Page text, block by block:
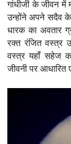
गांधीजी के जीवन में
उन्होंने अपने सदैव के
धारक का अवतार
रक्त रंजित वस्त्र
वस्त्र यहाँ सहेज
जीवनी पर